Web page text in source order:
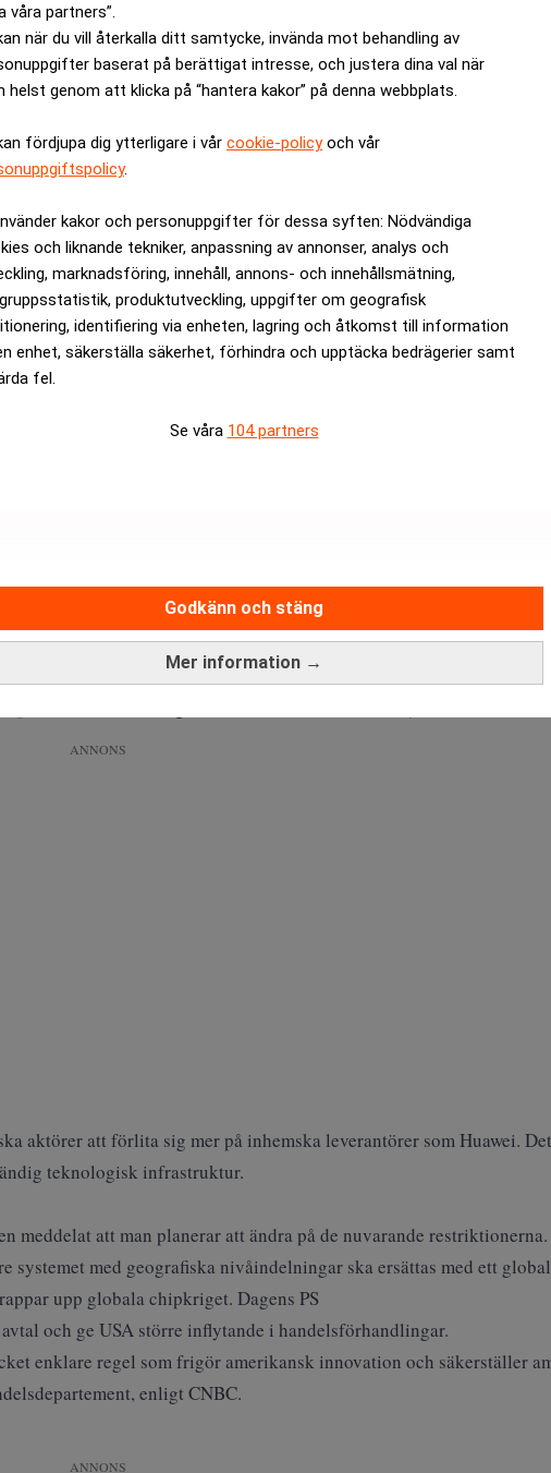
våra partners”.
när du vill återkalla ditt samtycke, invända mot behandling av
baserat på berättigat intresse, och justera dina val när
helst genom att klicka på “hantera kakor” på denna webbplats.
fördjupa dig ytterligare i vår cookie-policyoch vår
.
kakor och personuppgifter för dessa syften: Nödvändiga
och liknande tekniker, anpassning av annonser, analys och
marknadsföring, innehåll, annons- och innehållsmätning,
produktutveckling, uppgifter om geografisk
identifiering via enheten, lagring och åtkomst till information
enhet, säkerställa säkerhet, förhindra och upptäcka bedrägerier samt
fel.
Se våra 104 partners
Mer information →
Godkänn och stäng
Biden-administrationen och delade upp världen i tre zoner, där
misslyckande” sade Huang, och beskrev de grundläggande
verkligheten. Realtid
intressen i att restriktionerna lättas.
avancerade AI-system världen över, har förlorat stora intäkter på
minskat från 95 procent till omkring 50 procent.
Förbjudna AI-chip: Så smugglas de över
snabbt. Huang underströk att Kina har en mycket
ANNONS
aktörer att förlita sig mer på inhemska leverantörer som Huawei.
teknologisk infrastruktur.
meddelat att man planerar att ändra på de nuvarande restriktionerna.
systemet med geografiska nivåindelningar ska ersättas med ett
upp globala chipkriget. Dagens PS
och ge USA större inflytande i handelsförhandlingar.
enklare regel som frigör amerikansk innovation och säkerställer
enligt CNBC.
ANNONS